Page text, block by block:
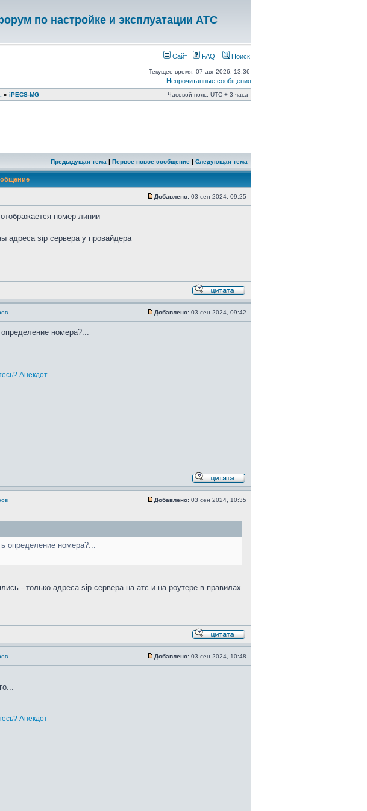
по настройке и эксплуатации АТС
Сайт FAQ Поиск
Текущее время: 07 авг 2026, 13:36
Непрочитанные сообщения
» iPECS-MG Часовой пояс: UTC + 3 часа
Предыдущая тема | Первое новое сообщение | Следующая тема
Добавлено: 03 сен 2024, 09:25
номер линии
адреса sip сервера у провайдера
Добавлено: 03 сен 2024, 09:42
номера?...
Анекдот
Добавлено: 03 сен 2024, 10:35
определение номера?...
- только адреса sip сервера на атс и на роутере в правилах
Добавлено: 03 сен 2024, 10:48
Анекдот